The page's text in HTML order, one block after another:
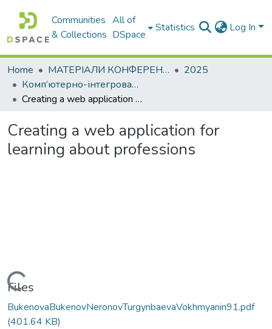
Communities
& Collections
All of
DSpace
Statistics Log In
Home МАТЕРІАЛИ КОНФЕРЕНЦІЙ
2025
Комп’ютерно-інтегровані технології автоматизації технологічних процесів на транспорті та у виробництві
Creating a web application for learning about professions
Creating a web application for
learning about professions
Loading...
Files
BukenovaBukenovNeronovTurgynbaevaVokhmyanin91.pdf
(401.64 KB)